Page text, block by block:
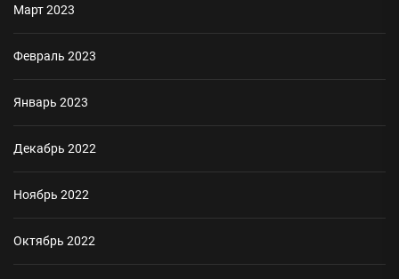
Март 2023
Февраль 2023
Январь 2023
Декабрь 2022
Ноябрь 2022
Октябрь 2022